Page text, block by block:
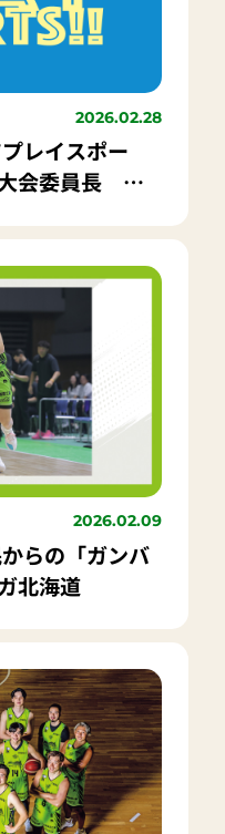
2026.02.28
レイスポー
会委員長 札
2026.02.09
らの「ガンバ
北海道